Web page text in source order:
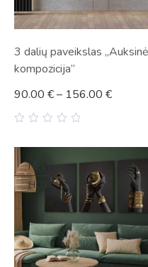
3 dalių paveikslas „Auksinė
kompozicija”
5
90.00 €– 156.00 €
NEW
HOT